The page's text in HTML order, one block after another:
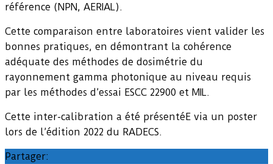
référence (NPN, AERIAL).
Cette comparaison entre laboratoires vient valider les
bonnes pratiques, en démontrant la cohérence
adéquate des méthodes de dosimétrie du
rayonnement gamma photonique au niveau requis
par les méthodes d’essai ESCC 22900 et MIL.
Cette inter-calibration a été présentéE via un poster
lors de l’édition 2022 du RADECS.
Partager: